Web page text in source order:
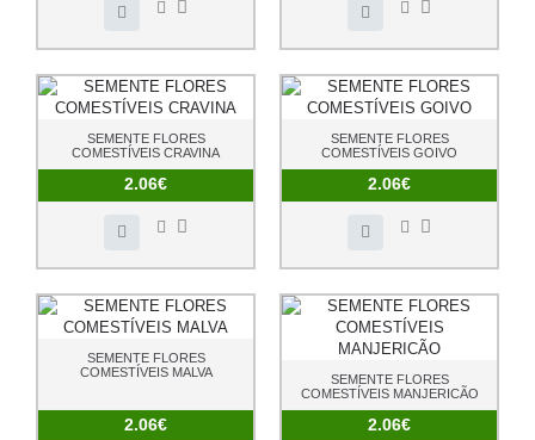
SEMENTE FLORES
COMESTÍVEIS CRAVINA
2.06€
SEMENTE FLORES
COMESTÍVEIS GOIVO
2.06€
SEMENTE FLORES
COMESTÍVEIS MALVA
2.06€
SEMENTE FLORES
COMESTÍVEIS MANJERICÃO
2.06€